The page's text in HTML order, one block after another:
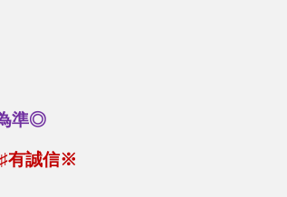
準◎
♯有誠信※